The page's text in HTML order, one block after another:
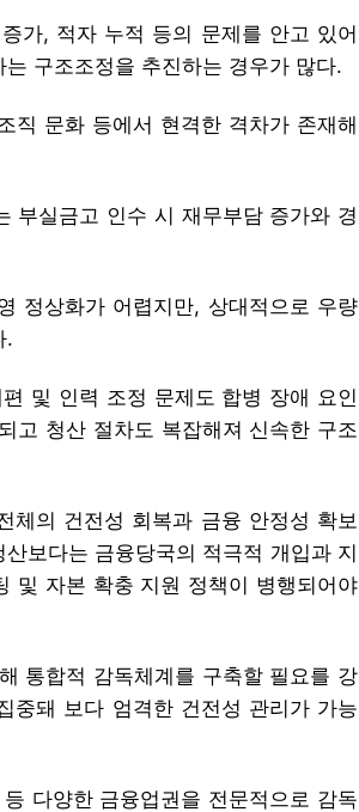
가, 적자 누적 등의 문제를 안고 있어
구조조정을 추진하는 경우가 많다.
직 문화 등에서 현격한 격차가 존재해
부실금고 인수 시 재무부담 증가와 경
정상화가 어렵지만, 상대적으로 우량
.
및 인력 조정 문제도 합병 장애 요인
고 청산 절차도 복잡해져 신속한 구조
체의 건전성 회복과 금융 안정성 확보
보다는 금융당국의 적극적 개입과 지
및 자본 확충 지원 정책이 병행되어야
통합적 감독체계를 구축할 필요를 강
중돼 보다 엄격한 건전성 관리가 가능
다양한 금융업권을 전문적으로 감독